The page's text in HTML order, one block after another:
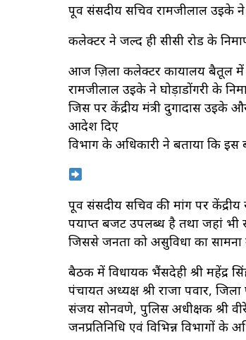
पूर्व संसदीय सचिव रामजीलाल उइके
कलेक्टर ने जल्द ही सीसी रोड के
आज ज़िला कलेक्टर कार्यालय बैतूल में
रामजीलाल उइके ने घोड़ाडोंगरी के
जिस पर केंद्रीय मंत्री दुर्गादास उईके
आदेश दिए
विभाग के अधिकारी ने बताया कि इस
पूर्व संसदीय सचिव की मांग पर
पर्याप्त बजट उपलब्ध है तथा जहां
जिससे जनता को असुविधा का सामना
बैठक में विधायक भैंसदेही श्री महेंद्र
पंचायत अध्यक्ष श्री राजा पवार,
संजय सोनवणे, पुलिस अधीक्षक श्री
जनप्रतिनिधि एवं विभिन्न विभागों के